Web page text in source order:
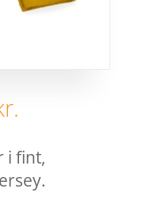
pris
er:
50,00
i fint,